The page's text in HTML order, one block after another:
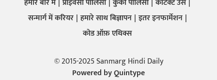
हमारे बारे में प्राइवेसी पालिसी कुकी पालिसी कांटेक्ट उस
सन्मार्ग में करियर हमारे साथ बिज्ञापन इतर इनफार्मेशन
कोड ऑफ़ एथिक्स
© 2015-2025 Sanmarg Hindi Daily
Powered byQuintype